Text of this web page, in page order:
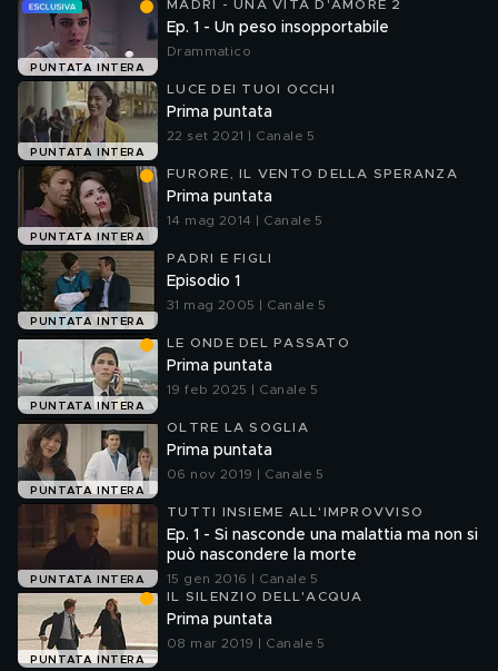
PUNTATA INTERA
MADRI - UNA VITA D'AMORE 2
Ep. 1 - Un peso insopportabile
Drammatico
PUNTATA INTERA
LUCE DEI TUOI OCCHI
Prima puntata
22 set 2021 | Canale 5
PUNTATA INTERA
FURORE, IL VENTO DELLA SPERANZA
Prima puntata
14 mag 2014 | Canale 5
PUNTATA INTERA
PADRI E FIGLI
Episodio 1
31 mag 2005 | Canale 5
PUNTATA INTERA
LE ONDE DEL PASSATO
Prima puntata
19 feb 2025 | Canale 5
PUNTATA INTERA
OLTRE LA SOGLIA
Prima puntata
06 nov 2019 | Canale 5
PUNTATA INTERA
TUTTI INSIEME ALL'IMPROVVISO
Ep. 1 - Si nasconde una malattia ma non si
può nascondere la morte
15 gen 2016 | Canale 5
PUNTATA INTERA
IL SILENZIO DELL'ACQUA
Prima puntata
08 mar 2019 | Canale 5